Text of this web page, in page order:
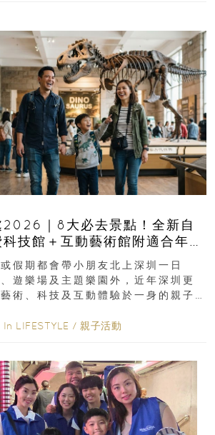
2026｜8大必去景點！全新自
技館＋互動藝術館附適合年
開放時間
假期都會帶小朋友北上深圳一日
遊樂場及主題樂園外，近年深圳更
術、科技及互動體驗於一身的親子
In LIFESTYLE / 親子活動